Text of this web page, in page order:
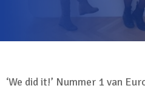
‘We did it!’ Nummer 1 van